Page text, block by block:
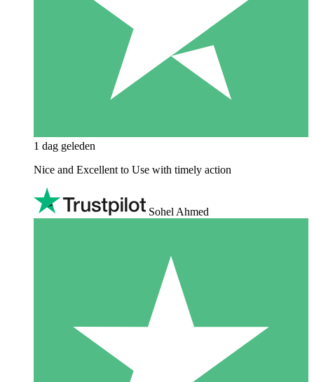
1 dag geleden
Nice and Excellent to Use with timely action
Sohel Ahmed